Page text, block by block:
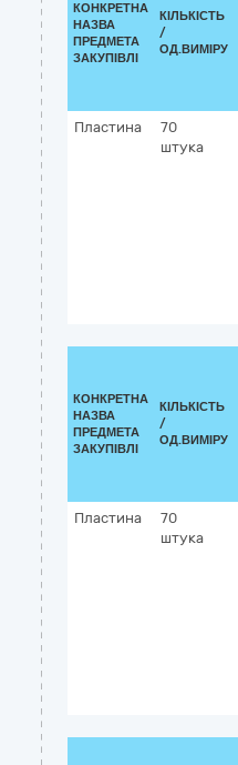
КОНКРЕТНА
НАЗВА
ПРЕДМЕТА
ЗАКУПІВЛІ
КІЛЬКІСТЬ
/
ОД.ВИМІРУ
Пластина
70
штука
КОНКРЕТНА
НАЗВА
ПРЕДМЕТА
ЗАКУПІВЛІ
КІЛЬКІСТЬ
/
ОД.ВИМІРУ
Пластина
70
штука